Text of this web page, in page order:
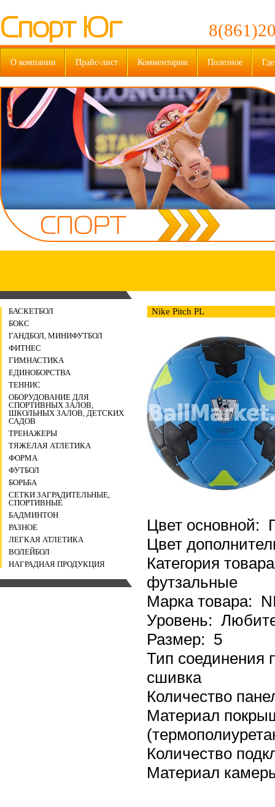
Спорт Юг
О компании Прайс-лист Комментарии Полезное
БАСКЕТБОЛ
БОКС
ГАНДБОЛ, МИНИФУТБОЛ
ФИТНЕС
ГИМНАСТИКА
ЕДИНОБОРСТВА
ТЕННИС
ОБОРУДОВАНИЕ ДЛЯ
СПОРТИВНЫХ ЗАЛОВ,
ШКОЛЬНЫХ ЗАЛОВ, ДЕТСКИХ
САДОВ
ТРЕНАЖЕРЫ
ТЯЖЕЛАЯ АТЛЕТИКА
ФОРМА
ФУТБОЛ
БОРЬБА
СЕТКИ ЗАГРАДИТЕЛЬНЫЕ,
СПОРТИВНЫЕ
БАДМИНТОН
РАЗНОЕ
ЛЕГКАЯ АТЛЕТИКА
ВОЛЕЙБОЛ
НАГРАДНАЯ ПРОДУКЦИЯ
Nike Pitch PL
Цвет основной:
Цвет
Категория
футзальные
Марка товара:
Уровень:
Размер: 5
Тип
сшивка
Количество
Материал
Количество
Материал